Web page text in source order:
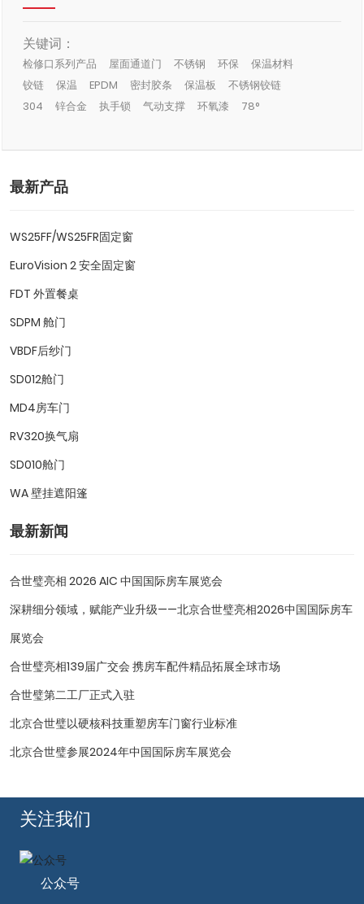
关键词：
检修口系列产品 屋面通道门 不锈钢 环保
保温材料
铰链
保温 EPDM 密封胶条 保温板
不锈钢铰链
304
锌合金 执手锁 气动支撑 环氧漆 78°
最新产品
WS25FF/WS25FR固定窗
EuroVision 2 安全固定窗
FDT 外置餐桌
SDPM 舱门
VBDF后纱门
SD012舱门
MD4房车门
RV320换气扇
SD010舱门
WA 壁挂遮阳篷
最新新闻
合世璧亮相 2026 AIC 中国国际房车展览会
深耕细分领域，赋能产业升级——北京合世璧亮相2026中国国际房车
展览会
合世璧亮相139届广交会 携房车配件精品拓展全球市场
合世璧第二工厂正式入驻
北京合世璧以硬核科技重塑房车门窗行业标准
北京合世璧参展2024年中国国际房车展览会
关注我们
公众号